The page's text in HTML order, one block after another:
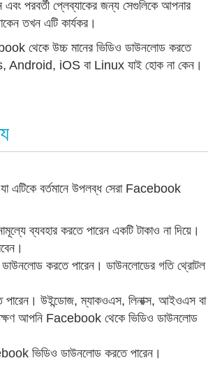
পরবর্তী প্লেব্যাকের জন্য সেগুলিকে আপনার
তখন এটি কার্যকর।
থেকে উচ্চ মানের ভিডিও ডাউনলোড করতে
Android, iOS বা Linux যাই হোক না কেন।
এটিকে বর্তমানে উপলব্ধ সেরা Facebook
ব্যবহার করতে পারেন একটি টাকাও না দিয়ে।
করতে পারেন। ডাউনলোডের গতি থ্রোটল
পারেন। উইন্ডোজ, ম্যাকওএস, লিনাক্স, আইওএস বা
ততক্ষণ আপনি Facebook থেকে ভিডিও ডাউনলোড
ভিডিও ডাউনলোড করতে পারেন।